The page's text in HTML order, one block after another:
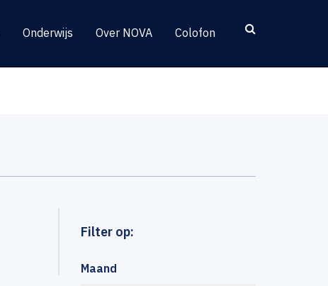
Onderwijs Over NOVA Colofon
Filter op:
Maand